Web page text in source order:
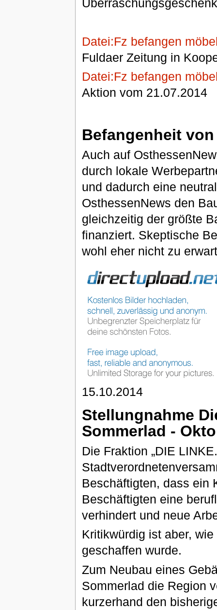
Datei:Fz befangen
Fuldaer Zeitung in
Datei:Fz befangen
Aktion vom 21.07.2014
Befangenheit
Auch auf
durch lokale
und dadurch eine
OsthessenNews den
gleichzeitig der größte
finanziert. Skeptische
wohl eher nicht zu
15.10.2014
Stellungnahme
Sommerlad -
Die Fraktion „DIE
Beschäftigten, dass ein
Beschäftigten eine
verhindert und neue
Kritikwürdig ist aber,
geschaffen wurde.
Zum Neubau eines
Sommerlad die Region
kurzerhand den